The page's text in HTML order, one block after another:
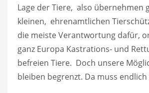
Lage der Tiere, also übernehmen
kleinen, ehrenamtlichen
die meiste Verantwortung dafür,
ganz Europa Kastrations- und
befreien Tiere. Doch unsere
bleiben begrenzt. Da muss